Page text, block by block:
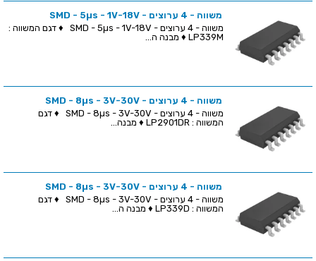
משווה - 4 ערוצים - SMD - 5µs - 1V-18V
משווה - 4 ערוצים - SMD - 5µs - 1V-18V ♦ דגם המשווה :
LP339M ♦ מבנה ה...
משווה - 4 ערוצים - SMD - 8µs - 3V-30V
משווה - 4 ערוצים - SMD - 8µs - 3V-30V ♦ דגם
המשווה : LP2901DR ♦ מבנה...
משווה - 4 ערוצים - SMD - 8µs - 3V-30V
משווה - 4 ערוצים - SMD - 8µs - 3V-30V ♦ דגם
המשווה : LP339D ♦ מבנה ה...